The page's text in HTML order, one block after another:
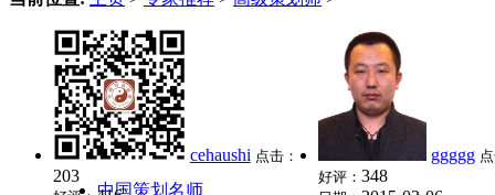
cehaushi 点击：
203
ggggg
好评： 348
中国策划名师